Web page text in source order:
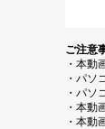
ご注意
・本動
・パソ
・パソ
・本動
・本動